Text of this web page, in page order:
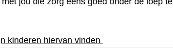
kinderen hiervan vinden